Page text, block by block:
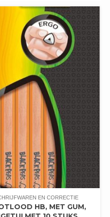
EN CORRECTIE
HB, MET GUM,